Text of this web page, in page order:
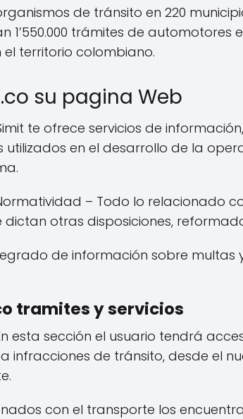
de tránsito en 220
1’550.000 trámites de
territorio colombiano.
su pagina Web
te ofrece servicios de
utilizados en el desarrollo de la
– Todo lo relacionado
dictan otras disposiciones, reformado
de información sobre
tramites y servicios
esta sección el usuario tendrá
infracciones de tránsito, desde el
con el transporte los